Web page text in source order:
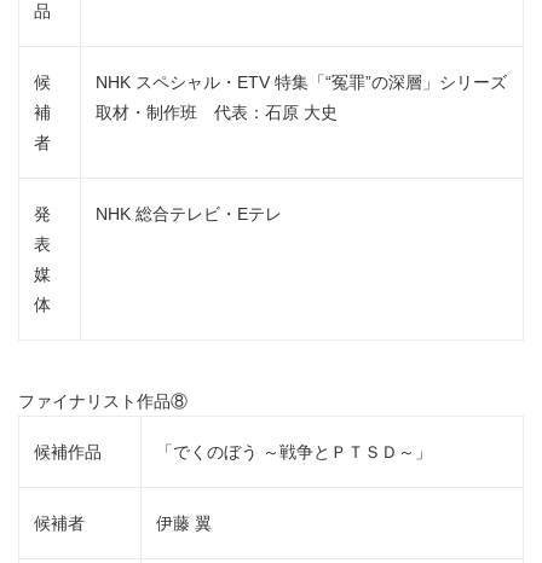
品
候
補
者
NHK スペシャル・ETV 特集「“冤罪”の深層」シリーズ
取材・制作班 代表：石原 大史
発
表
媒
体
NHK 総合テレビ・Eテレ
ファイナリスト作品⑧
候補作品 「でくのぼう ～戦争とＰＴＳＤ～」
候補者 伊藤 翼